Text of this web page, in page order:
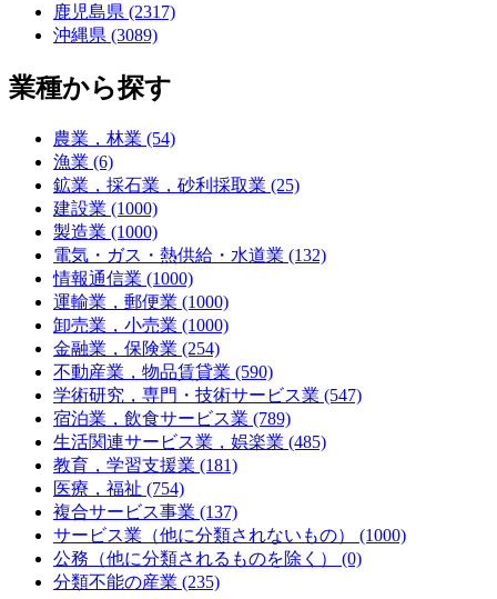
鹿児島県 (2317)
沖縄県 (3089)
業種から探す
農業，林業 (54)
漁業 (6)
鉱業，採石業，砂利採取業 (25)
建設業 (1000)
製造業 (1000)
電気・ガス・熱供給・水道業 (132)
情報通信業 (1000)
運輸業，郵便業 (1000)
卸売業，小売業 (1000)
金融業，保険業 (254)
不動産業，物品賃貸業 (590)
学術研究，専門・技術サービス業 (547)
宿泊業，飲食サービス業 (789)
生活関連サービス業，娯楽業 (485)
教育，学習支援業 (181)
医療，福祉 (754)
複合サービス事業 (137)
サービス業（他に分類されないもの） (1000)
公務（他に分類されるものを除く） (0)
分類不能の産業 (235)